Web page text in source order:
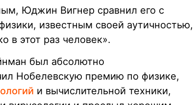
Юджин Вигнер сравнил его с
известным своей аутичностью,
в этот раз человек».
был абсолютно
Нобелевскую премию по физике,
и вычислительной техники,